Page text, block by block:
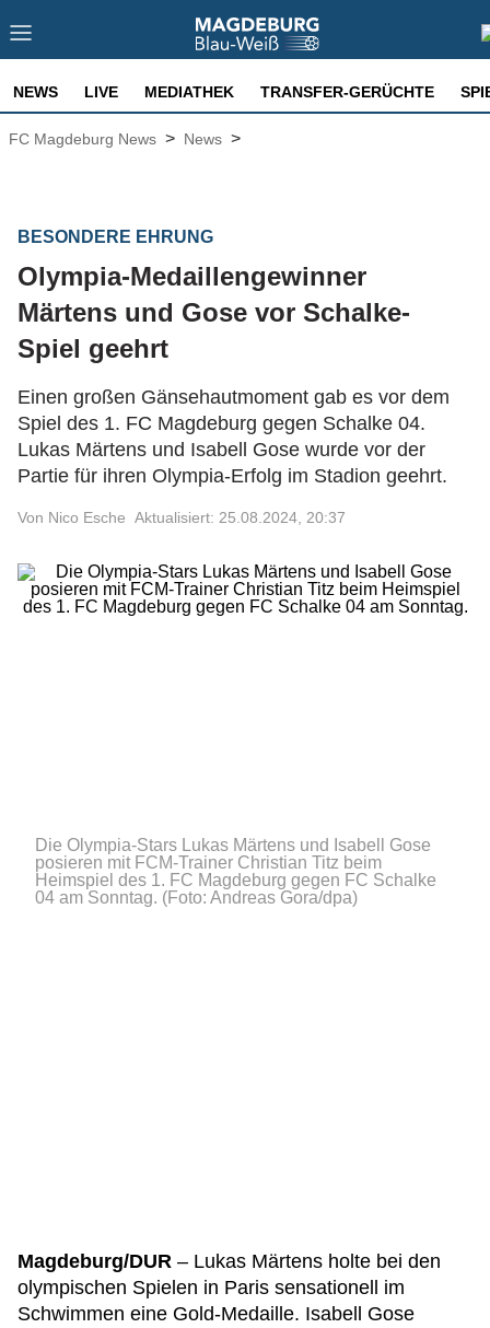
NEWS LIVE MEDIATHEK TRANSFER-GERÜCHTE
FC Magdeburg News > News >
BESONDERE EHRUNG
Olympia-Medaillengewinner
Märtens und Gose vor Schalke-
Spiel geehrt
Einen großen Gänsehautmoment gab es vor dem
Spiel des 1. FC Magdeburg gegen Schalke 04.
Lukas Märtens und Isabell Gose wurde vor der
Partie für ihren Olympia-Erfolg im Stadion geehrt.
Von Nico Esche Aktualisiert: 25.08.2024, 20:37
Die Olympia-Stars Lukas Märtens und Isabell Gose
posieren mit FCM-Trainer Christian Titz beim
Heimspiel des 1. FC Magdeburg gegen FC Schalke
04 am Sonntag. (Foto: Andreas Gora/dpa)
Magdeburg/DUR – Lukas Märtens holte bei den
olympischen Spielen in Paris sensationell im
Schwimmen eine Gold-Medaille. Isabell Gose